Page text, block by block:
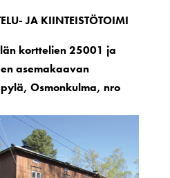
JA KIINTEISTÖTOIMI
korttelien 25001 ja
asemakaavan
Osmonkulma, nro